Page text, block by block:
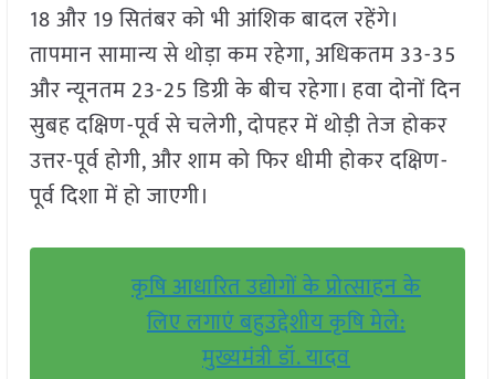
18 और 19 सितंबर को भी आंशिक बादल रहेंगे।
तापमान सामान्य से थोड़ा कम रहेगा, अधिकतम 33-35
और न्यूनतम 23-25 डिग्री के बीच रहेगा। हवा दोनों दिन
सुबह दक्षिण-पूर्व से चलेगी, दोपहर में थोड़ी तेज होकर
उत्तर-पूर्व होगी, और शाम को फिर धीमी होकर दक्षिण-
पूर्व दिशा में हो जाएगी।
कृषि आधारित उद्योगों के प्रोत्साहन के
लिए लगाएं बहुउद्देशीय कृषि मेले:
मुख्यमंत्री डॉ. यादव